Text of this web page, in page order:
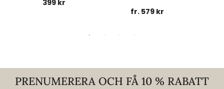
399 kr
fr. 579 kr
PRENUMERERA OCH FÅ 10 % RABATT